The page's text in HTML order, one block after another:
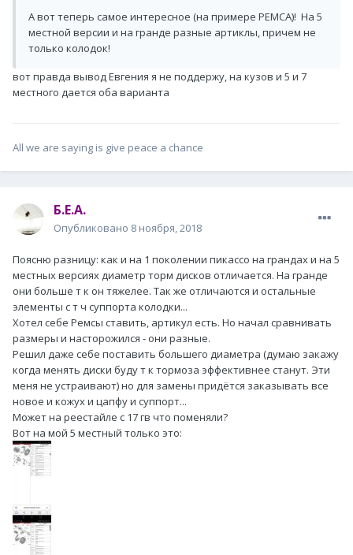
А вот теперь самое интересное (на примере РЕМСА)! На 5
местной версии и на гранде разные артиклы, причем не
только колодок!
вот правда вывод Евгения я не поддержу, на кузов и 5 и 7
местного дается оба варианта
All we are saying is give peace a chance
Б.Е.А.
Опубликовано 8 ноября, 2018
Поясню разницу: как и на 1 поколении пикассо на грандах и на 5
местных версиях диаметр торм дисков отличается. На гранде
они больше т к он тяжелее. Так же отличаются и остальные
элементы с т ч суппорта колодки...
Хотел себе Ремсы ставить, артикул есть. Но начал сравнивать
размеры и насторожился - они разные.
Решил даже себе поставить большего диаметра (думаю закажу
когда менять диски буду т к тормоза эффективнее станут. Эти
меня не устраивают) но для замены придётся заказывать все
новое и кожух и цапфу и суппорт...
Может на реестайле с 17 гв что поменяли?
Вот на мой 5 местный только это: